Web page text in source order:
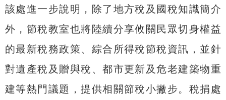
該處進一步說明，除了地方稅及國稅知識簡介
外，節稅教室也將陸續分享攸關民眾切身權益
的最新稅務政策、綜合所得稅節稅資訊，並針
對遺產稅及贈與稅、都市更新及危老建築物重
建等熱門議題，提供相關節稅小撇步。稅捐處